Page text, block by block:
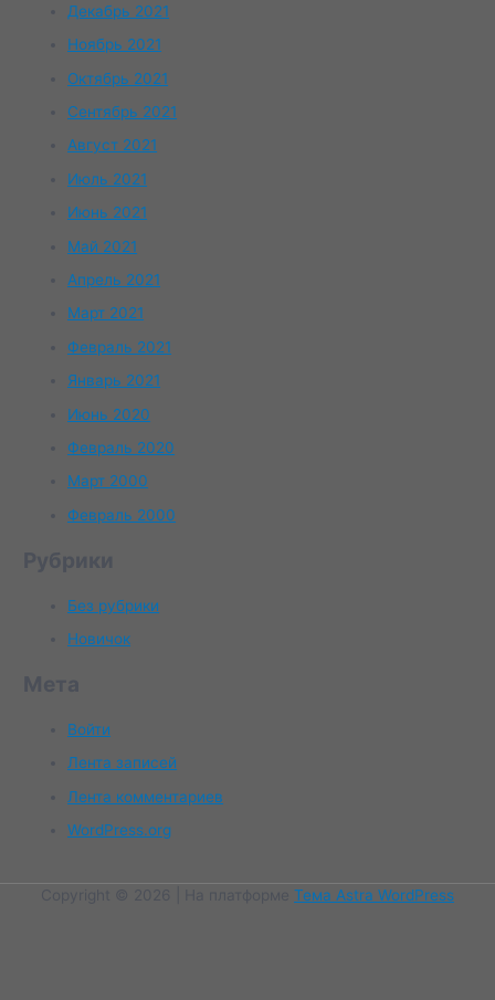
Декабрь 2021
Ноябрь 2021
Октябрь 2021
Сентябрь 2021
Август 2021
Июль 2021
Июнь 2021
Май 2021
Апрель 2021
Март 2021
Февраль 2021
Январь 2021
Июнь 2020
Февраль 2020
Март 2000
Февраль 2000
Рубрики
Без рубрики
Новичок
Мета
Войти
Лента записей
Лента комментариев
WordPress.org
Copyright © 2026 | На платформе Тема Astra WordPress